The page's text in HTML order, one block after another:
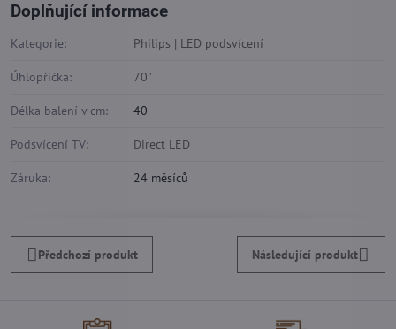
Doplňující informace
Kategorie: Philips | LED podsvícení
Úhlopříčka: 70"
Délka balení v cm: 40
Podsvícení TV: Direct LED
Záruka: 24 měsíců
Předchozí produkt Následující produkt